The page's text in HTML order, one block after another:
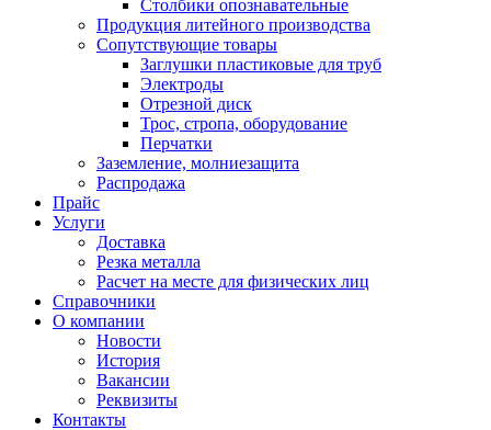
Столбики опознавательные
Продукция литейного производства
Сопутствующие товары
Заглушки пластиковые для труб
Электроды
Отрезной диск
Трос, стропа, оборудование
Перчатки
Заземление, молниезащита
Распродажа
Прайс
Услуги
Доставка
Резка металла
Расчет на месте для физических лиц
Справочники
О компании
Новости
История
Вакансии
Реквизиты
Контакты